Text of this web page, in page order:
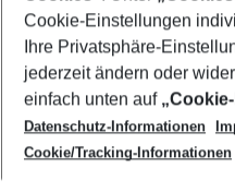
Footer navigation
Über uns
AGB
Cookie-Einstellungen
Cookie-Richtlinie
Datenschutz
Service & Hilfe
Barrierefreies Reisen
Check-in
Folgen Sie uns
Cookie-Einstellungen
Ihre Privatsphäre-
jederzeit ändern oder
einfach unten auf
Datenschutz-Informationen
Cookie/Tracking-Informationen